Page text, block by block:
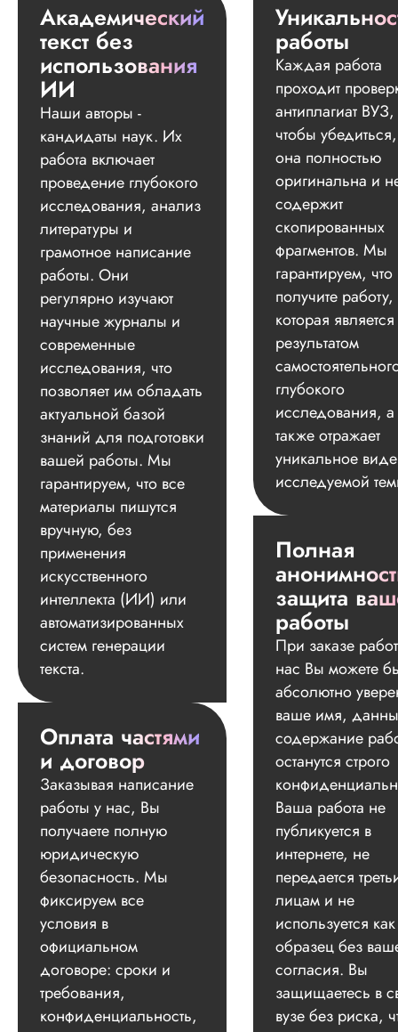
Академический
текст без
использования
ИИ
Наши авторы -
кандидаты наук. Их
работа включает
проведение глубокого
исследования, анализ
литературы и
грамотное написание
работы. Они
регулярно изучают
научные журналы и
современные
исследования, что
позволяет им обладать
актуальной базой
знаний для подготовки
вашей работы. Мы
гарантируем, что все
материалы пишутся
вручную, без
применения
искусственного
интеллекта (ИИ) или
автоматизированных
систем генерации
текста.
Оплата частями
и договор
Заказывая написание
работы у нас, Вы
получаете полную
юридическую
безопасность. Мы
фиксируем все
условия в
официальном
договоре: сроки и
требования,
конфиденциальность,
работы
Каждая работа
проходит
антиплагиат ВУЗ,
чтобы
она полностью
оригинальна и
содержит
скопированных
фрагментов. Мы
гарантируем,
получите работу,
которая является
результатом
глубокого
исследования, а
также отражает
уникальное
исследуемой
Полная
защита
работы
При заказе
нас Вы можете
абсолютно
ваше имя,
содержание
останутся строго
Ваша работа не
публикуется в
интернете, не
передается
лицам и не
используется как
образец без
согласия. Вы
защищаетесь в
вузе без риска,